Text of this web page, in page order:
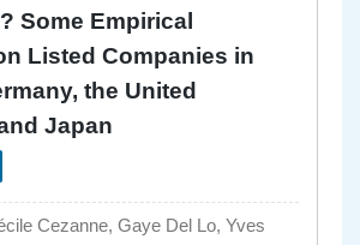
Some Empirical
Listed Companies in
the United
Japan
Cezanne, Gaye Del Lo, Yves